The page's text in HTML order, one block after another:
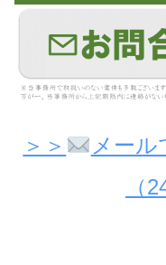
＞＞
メー
（